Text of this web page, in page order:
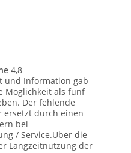
4,8
und Information gab
Möglichkeit als fünf
Der fehlende
ersetzt durch einen
bei
/ Service.Über die
Langzeitnutzung der